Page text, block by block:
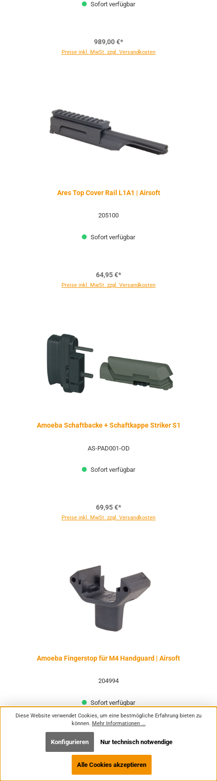
Sofort verfügbar
989,00 €*
Preise inkl. MwSt. zzgl. Versandkosten
Ares Top Cover Rail L1A1 | Airsoft
205100
Sofort verfügbar
64,95 €*
Preise inkl. MwSt. zzgl. Versandkosten
Amoeba Schaftbacke + Schaftkappe Striker S1
AS-PAD001-OD
Sofort verfügbar
69,95 €*
Preise inkl. MwSt. zzgl. Versandkosten
Amoeba Fingerstop für M4 Handguard | Airsoft
204994
Sofort verfügbar
9,95 €*
Preise inkl. MwSt. zzgl. Versandkosten
Diese Website verwendet Cookies, um eine bestmögliche Erfahrung bieten zu
können. Mehr Informationen ...
Nur technisch notwendige
Konfigurieren
Alle Cookies akzeptieren